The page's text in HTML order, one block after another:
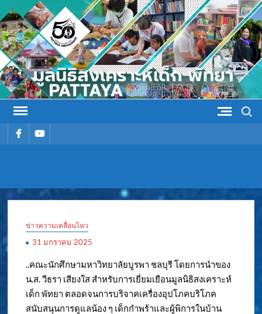
Skip
to
content
รายการรายการ
สงเคราะห์
ข่าวความเคลื่อนไหว
31 มกราคม 2025
..คณะนักศึกษามหาวิทยาลัยบูรพา ชลบุรี โดยการนำของ
น.ส. วีธรา เสียงใส สำหรับการเยี่ยมเยือนมูลนิธิสงเคราะห์
เด็ก พัทยา ตลอดจนการบริจาคเครื่องอุปโภคบริโภค
สนับสนุนการดูแลน้อง ๆ เด็กกำพร้าและผู้พิการในบ้าน